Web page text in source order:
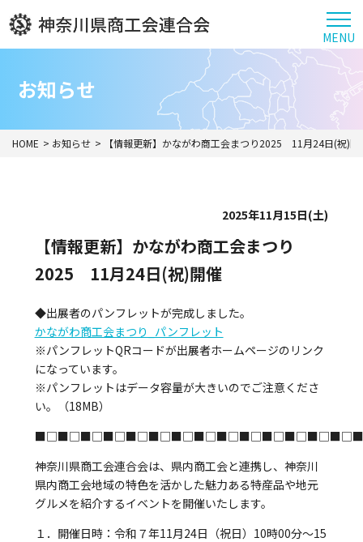
MENU
お知らせ
HOME お知らせ 【情報更新】かながわ商工会まつり2025 11月24日(祝)開
2025年11月15日(土)
【情報更新】かながわ商工会まつり
2025 11月24日(祝)開催
◆出展者のパンフレットが完成しました。
かながわ商工会まつり_パンフレット
※パンフレットQRコードが出展者ホームページのリンク
になっています。
※パンフレットはデータ容量が大きいのでご注意くださ
い。（18MB）
神奈川県商工会連合会は、県内商工会と連携し、神奈川
県内商工会地域の特色を活かした魅力ある特産品や地元
グルメを紹介するイベントを開催いたします。
１．開催日時：令和７年11月24日（祝日）10時00分～15